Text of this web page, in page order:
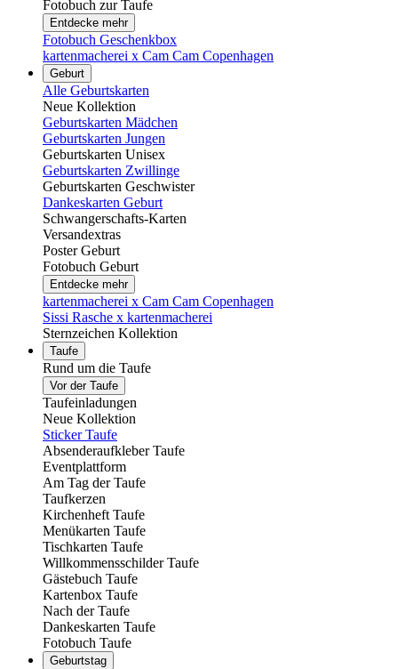
Fotobuch zur Taufe
Entdecke mehr
Fotobuch Geschenkbox
kartenmacherei x Cam Cam Copenhagen
Geburt
Alle Geburtskarten
Neue Kollektion
Geburtskarten Mädchen
Geburtskarten Jungen
Geburtskarten Unisex
Geburtskarten Zwillinge
Geburtskarten Geschwister
Dankeskarten Geburt
Schwangerschafts-Karten
Versandextras
Poster Geburt
Fotobuch Geburt
Entdecke mehr
kartenmacherei x Cam Cam Copenhagen
Sissi Rasche x kartenmacherei
Sternzeichen Kollektion
Taufe
Rund um die Taufe
Vor der Taufe
Taufeinladungen
Neue Kollektion
Sticker Taufe
Absenderaufkleber Taufe
Eventplattform
Am Tag der Taufe
Taufkerzen
Kirchenheft Taufe
Menükarten Taufe
Tischkarten Taufe
Willkommensschilder Taufe
Gästebuch Taufe
Kartenbox Taufe
Nach der Taufe
Dankeskarten Taufe
Fotobuch Taufe
Geburtstag